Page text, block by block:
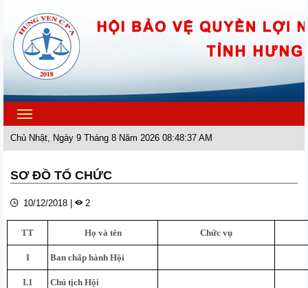
Toggle
navigation
Chủ Nhật, Ngày 9 Tháng 8 Năm 2026 08:48:37 AM
SƠ ĐỒ TỔ CHỨC
10/12/2018 | 2
TT Họ và tên Chức vụ
I Ban chấp hành Hội
I.1 Chủ tịch Hội